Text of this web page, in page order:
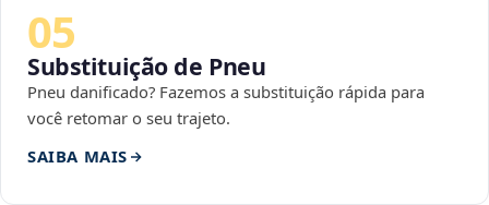
05
Substituição de Pneu
Pneu danificado? Fazemos a substituição rápida para
você retomar o seu trajeto.
SAIBA MAIS